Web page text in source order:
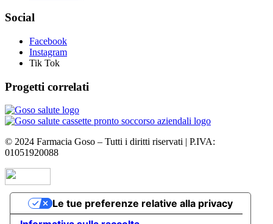
Social
Facebook
Instagram
Tik Tok
Progetti correlati
© 2024 Farmacia Goso – Tutti i diritti riservati | P.IVA:
01051920088
Le tue preferenze relative alla privacy